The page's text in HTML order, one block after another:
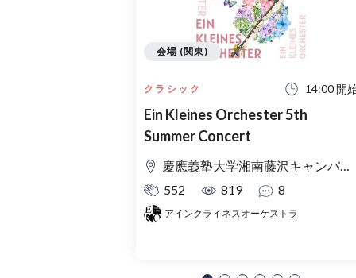
クラシック 14:00 開
Ein Kleines Orchester 5th
Summer Concert
慶應義塾大学湘南藤沢キャンパス Θ館
552
819 8
アインクライネスオーケストラ
会場 (関東)